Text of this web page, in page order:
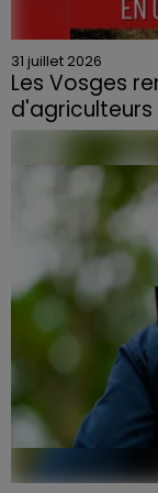
31 juillet 2026
Les Vosges
d'agriculteurs
Face à la
la Chambre
aux agriculteurs